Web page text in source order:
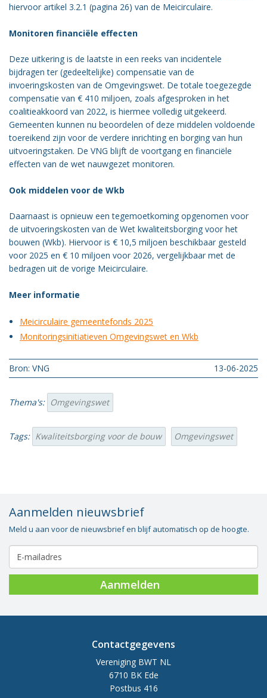
hiervoor artikel 3.2.1 (pagina 26) van de Meicirculaire.
Monitoren financiële effecten
Deze uitkering is de laatste in een reeks van incidentele
bijdragen ter (gedeeltelijke) compensatie van de
invoeringskosten van de Omgevingswet. De totale toegezegde
compensatie van € 410 miljoen, zoals afgesproken in het
coalitieakkoord van 2022, is hiermee volledig uitgekeerd.
Gemeenten kunnen nu beoordelen of deze middelen voldoende
toereikend zijn voor de verdere inrichting en borging van hun
uitvoeringstaken. De VNG blijft de voortgang en financiële
effecten van de wet nauwgezet monitoren.
Ook middelen voor de Wkb
Daarnaast is opnieuw een tegemoetkoming opgenomen voor
de uitvoeringskosten van de Wet kwaliteitsborging voor het
bouwen (Wkb). Hiervoor is € 10,5 miljoen beschikbaar gesteld
voor 2025 en € 10 miljoen voor 2026, vergelijkbaar met de
bedragen uit de vorige Meicirculaire.
Meer informatie
Meicirculaire gemeentefonds 2025
Monitoringsinitiatieven Omgevingswet en Wkb
Bron: VNG 13-06-2025
Thema's: Omgevingswet
Tags: Kwaliteitsborging voor de bouw Omgevingswet
Aanmelden nieuwsbrief
Meld u aan voor de nieuwsbrief en blijf automatisch op de hoogte.
Aanmelden
Contactgegevens
Vereniging BWT NL
6710 BK Ede
Postbus 416